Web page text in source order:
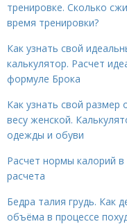
тренировке. Сколько
время тренировки?
Как узнать свой
калькулятор. Расчет
формуле Брока
Как узнать свой размер
весу женской.
одежды и обуви
Расчет нормы калорий
расчета
Бедра талия грудь. Как
объёма в процессе